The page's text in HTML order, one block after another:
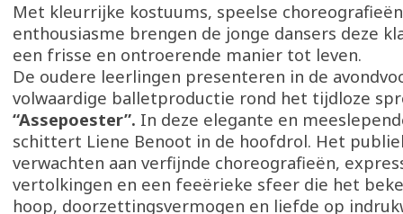
Met kleurrijke kostuums, speelse
enthousiasme brengen de jonge dansers deze
een frisse en ontroerende manier tot leven.
De oudere leerlingen presenteren in de
volwaardige balletproductie rond het tijdloze
“Assepoester”. In deze elegante en
schittert Liene Benoot in de hoofdrol. Het
verwachten aan verfijnde choreografieën,
vertolkingen en een feeërieke sfeer die het
hoop, doorzettingsvermogen en liefde op